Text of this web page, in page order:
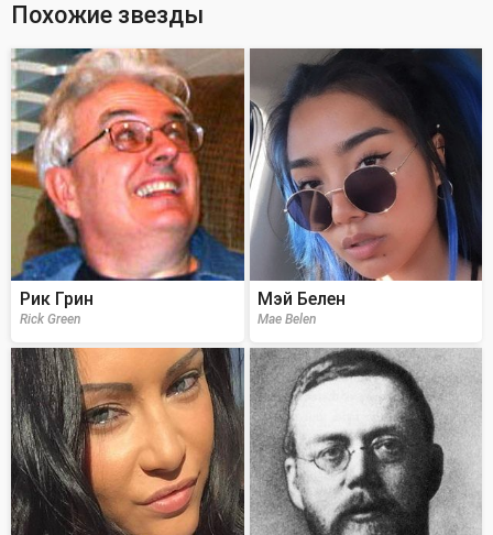
Похожие звезды
Рик Грин
Rick Green
Мэй Белен
Mae Belen